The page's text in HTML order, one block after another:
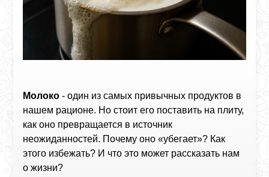
Молоко - один из самых привычных продуктов в
нашем рационе. Но стоит его поставить на плиту,
как оно превращается в источник
неожиданностей. Почему оно «убегает»? Как
этого избежать? И что это может рассказать нам
о жизни?